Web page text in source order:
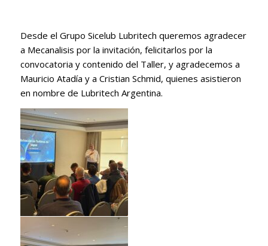
Desde el Grupo Sicelub Lubritech queremos agradecer
a Mecanalisis por la invitación, felicitarlos por la
convocatoria y contenido del Taller, y agradecemos a
Mauricio Atadía y a Cristian Schmid, quienes asistieron
en nombre de Lubritech Argentina.